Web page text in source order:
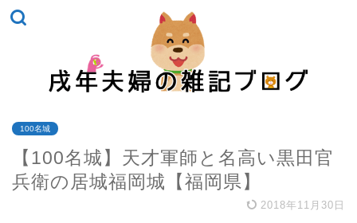
100名城
【100名城】天才軍師と名高い黒田官
兵衛の居城福岡城【福岡県】
2018年11月30日